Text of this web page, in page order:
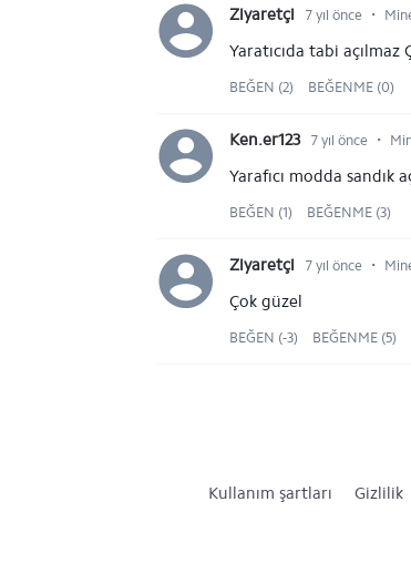
Ziyaretçi 7 yıl önce ⋅
Yaratıcıda tabi
BEĞEN (2) BEĞENME (0)
Ken.er123 7 yıl önce ⋅
Yarafıcı modda sandık
BEĞEN (1) BEĞENME (3)
Ziyaretçi 7 yıl önce ⋅
Çok güzel
BEĞEN (-3) BEĞENME (5)
Kullanım şartları Gizlilik